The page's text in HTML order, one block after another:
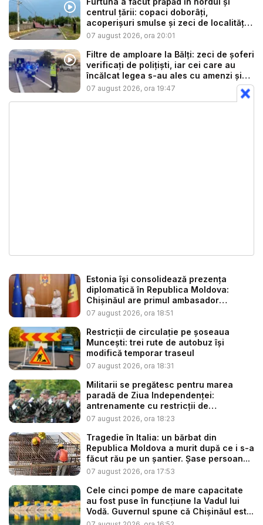
centrul țării: copaci doborâți,
acoperișuri smulse și zeci de localități
...
07 august 2026, ora 20:01
Filtre de amploare la Bălți: zeci de șoferi
verificați de polițiști, iar cei care au
încălcat legea s-au ales cu amenzi și
s...
07 august 2026, ora 19:47
Estonia își consolidează prezența
diplomatică în Republica Moldova:
Chișinăul are primul ambasador
estonia...
07 august 2026, ora 18:51
Restricții de circulație pe șoseaua
Muncești: trei rute de autobuz își
modifică temporar traseul
07 august 2026, ora 18:31
Militarii se pregătesc pentru marea
paradă de Ziua Independenței:
antrenamente cu restricții de
circulație...
07 august 2026, ora 18:23
Tragedie în Italia: un bărbat din
Republica Moldova a murit după ce i s-a
făcut rău pe un șantier. Șase persoan...
07 august 2026, ora 17:53
Cele cinci pompe de mare capacitate
au fost puse în funcțiune la Vadul lui
Vodă. Guvernul spune că Chișinăul est...